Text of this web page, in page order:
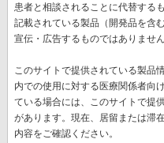
ペ
ー
ジカ
レ
ン
ト
ペ
ー
ジ
1
ペ
ー
ジ
2
ペ
ー
ジ
3
ペ
ー
ジ
4
ペ
ー
ジ
5
終
ペ
ー
ジ
新着情報一覧
患者と相談されることに代替する
記載されている製品（開発品を含
宣伝・広告するものではありません
このサイトで提供されている製品
内での使用に対する医療関係者向
ている場合には、このサイトで提
があります。現在、居留または滞
内容をご確認ください。